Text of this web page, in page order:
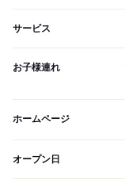
サービス
お子様連れ
ホームページ
オープン日